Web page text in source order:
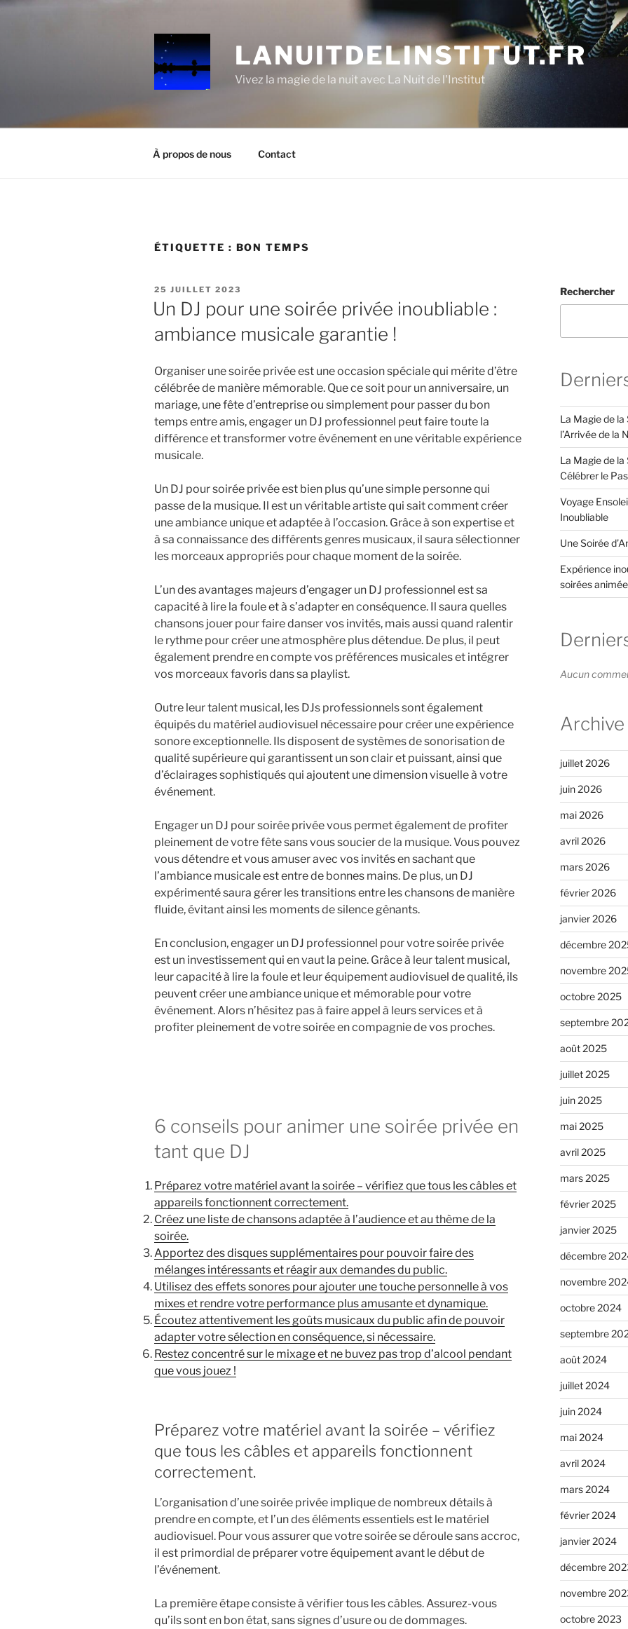
Aller
LANUITDELINSTITUT.FR
Vivez la magie de la nuit avec La Nuit de l'Institut
À propos de nous Contact
ÉTIQUETTE : BON TEMPS
PUBLIÉ
LE
25 JUILLET 2023
Un DJ pour une soirée privée inoubliable :
ambiance musicale garantie !
Organiser une soirée privée est une occasion spéciale qui mérite d’être
célébrée de manière mémorable. Que ce soit pour un anniversaire, un
mariage, une fête d’entreprise ou simplement pour passer du bon
temps entre amis, engager un DJ professionnel peut faire toute la
différence et transformer votre événement en une véritable expérience
musicale.
Un DJ pour soirée privée est bien plus qu’une simple personne qui
passe de la musique. Il est un véritable artiste qui sait comment créer
une ambiance unique et adaptée à l’occasion. Grâce à son expertise et
à sa connaissance des différents genres musicaux, il saura sélectionner
les morceaux appropriés pour chaque moment de la soirée.
L’un des avantages majeurs d’engager un DJ professionnel est sa
capacité à lire la foule et à s’adapter en conséquence. Il saura quelles
chansons jouer pour faire danser vos invités, mais aussi quand ralentir
le rythme pour créer une atmosphère plus détendue. De plus, il peut
également prendre en compte vos préférences musicales et intégrer
vos morceaux favoris dans sa playlist.
Outre leur talent musical, les DJs professionnels sont également
équipés du matériel audiovisuel nécessaire pour créer une expérience
sonore exceptionnelle. Ils disposent de systèmes de sonorisation de
qualité supérieure qui garantissent un son clair et puissant, ainsi que
d’éclairages sophistiqués qui ajoutent une dimension visuelle à votre
événement.
Engager un DJ pour soirée privée vous permet également de profiter
pleinement de votre fête sans vous soucier de la musique. Vous pouvez
vous détendre et vous amuser avec vos invités en sachant que
l’ambiance musicale est entre de bonnes mains. De plus, un DJ
expérimenté saura gérer les transitions entre les chansons de manière
fluide, évitant ainsi les moments de silence gênants.
En conclusion, engager un DJ professionnel pour votre soirée privée
est un investissement qui en vaut la peine. Grâce à leur talent musical,
leur capacité à lire la foule et leur équipement audiovisuel de qualité, ils
peuvent créer une ambiance unique et mémorable pour votre
événement. Alors n’hésitez pas à faire appel à leurs services et à
profiter pleinement de votre soirée en compagnie de vos proches.
6 conseils pour animer une soirée privée en
tant que DJ
Préparez votre matériel avant la soirée – vérifiez que tous les câbles et
appareils fonctionnent correctement.
Créez une liste de chansons adaptée à l’audience et au thème de la
soirée.
Apportez des disques supplémentaires pour pouvoir faire des
mélanges intéressants et réagir aux demandes du public.
Utilisez des effets sonores pour ajouter une touche personnelle à vos
mixes et rendre votre performance plus amusante et dynamique.
Écoutez attentivement les goûts musicaux du public afin de pouvoir
adapter votre sélection en conséquence, si nécessaire.
Restez concentré sur le mixage et ne buvez pas trop d’alcool pendant
que vous jouez !
Préparez votre matériel avant la soirée – vérifiez
que tous les câbles et appareils fonctionnent
correctement.
L’organisation d’une soirée privée implique de nombreux détails à
prendre en compte, et l’un des éléments essentiels est le matériel
audiovisuel. Pour vous assurer que votre soirée se déroule sans accroc,
il est primordial de préparer votre équipement avant le début de
l’événement.
La première étape consiste à vérifier tous les câbles. Assurez-vous
qu’ils sont en bon état, sans signes d’usure ou de dommages.
Rechercher
La Magie de la
l’Arrivée de la
La Magie de la
Célébrer le
Voyage
Inoubliable
Une Soirée
Expérience
soirées
Aucun
Archive
juillet 2026
juin 2026
mai 2026
avril 2026
mars 2026
février 2026
janvier 2026
décembre
novembre
octobre 2025
septembre
août 2025
juillet 2025
juin 2025
mai 2025
avril 2025
mars 2025
février 2025
janvier 2025
décembre
novembre
octobre 2024
septembre
août 2024
juillet 2024
juin 2024
mai 2024
avril 2024
mars 2024
février 2024
janvier 2024
décembre
novembre
octobre 2023